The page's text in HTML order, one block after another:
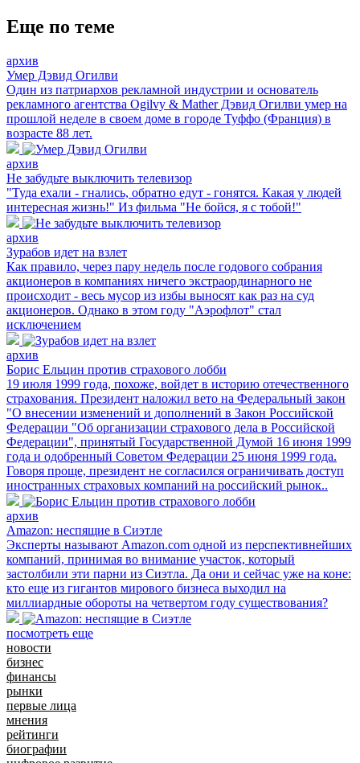
Еще по теме
архив
Умер Дэвид Огилви
Один из патриархов рекламной индустрии и основатель
рекламного агентства Ogilvy & Mather Дэвид Огилви умер на
прошлой неделе в своем доме в городе Туффо (Франция) в
возрасте 88 лет.
архив
Не забудьте выключить телевизор
"Туда ехали - гнались, обратно едут - гонятся. Какая у людей
интересная жизнь!" Из фильма "Не бойся, я с тобой!"
архив
Зурабов идет на взлет
Как правило, через пару недель после годового собрания
акционеров в компаниях ничего экстраординарного не
происходит - весь мусор из избы выносят как раз на суд
акционеров. Однако в этом году "Аэрофлот" стал
исключением
архив
Борис Ельцин против страхового лобби
19 июля 1999 года, похоже, войдет в историю отечественного
страхования. Президент наложил вето на Федеральный закон
"О внесении изменений и дополнений в Закон Российской
Федерации "Об организации страхового дела в Российской
Федерации", принятый Государственной Думой 16 июня 1999
года и одобренный Советом Федерации 25 июня 1999 года.
Говоря проще, президент не согласился ограничивать доступ
иностранных страховых компаний на российский рынок..
архив
Amazon: неспящие в Сиэтле
Эксперты называют Amazon.com одной из перспективнейших
компаний, принимая во внимание участок, который
застолбили эти парни из Сиэтла. Да они и сейчас уже на коне:
кто еще из гигантов мирового бизнеса выходил на
миллиардные обороты на четвертом году существования?
посмотреть еще
новости
бизнес
финансы
рынки
первые лица
мнения
рейтинги
биографии